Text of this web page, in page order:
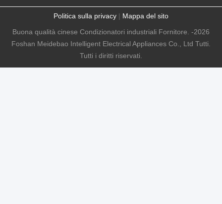
Politica sulla privacy | Mappa del sito
Buona qualità cinese Condizionatori industriali Fornitore. -2026
Foshan Meidebao Intelligent Electrical Appliances Co., Ltd Tutti.
Tutti i diritti riservati.